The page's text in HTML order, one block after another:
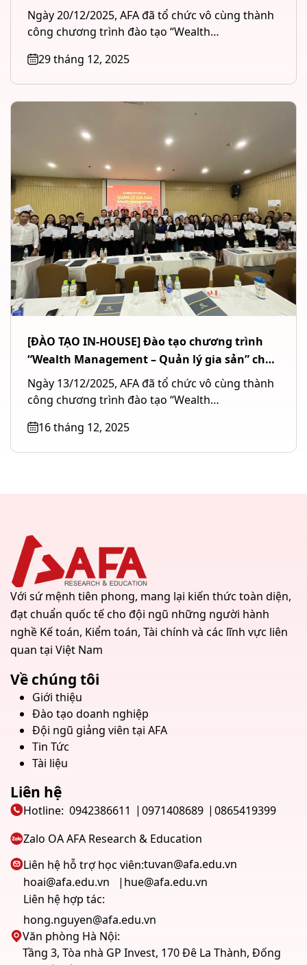
Quản lý tài sản đầu tư” cho Công ty CP Chứng
khoán MB (MBS) tại Hà Nội
Ngày 20/12/2025, AFA đã tổ chức vô cùng thành
công chương trình đào tạo “Wealth
29 tháng 12, 2025
[ĐÀO TẠO IN-HOUSE] Đào tạo chương trình
“Wealth Management – Quản lý gia sản” cho
Ngân hàng TMCP Quốc tế Việt Nam (VIB) tại
TP. Hồ Chí Minh
Ngày 13/12/2025, AFA đã tổ chức vô cùng thành
công chương trình đào tạo “Wealth
16 tháng 12, 2025
Với sứ mệnh tiên phong, mang lại kiến thức toàn diện,
đạt chuẩn quốc tế cho đội ngũ những người hành
nghề Kế toán, Kiểm toán, Tài chính và các lĩnh vực liên
quan tại Việt Nam
Về chúng tôi
Giới thiệu
Đào tạo doanh nghiệp
Đội ngũ giảng viên tại AFA
Tin Tức
Tài liệu
Liên hệ
Hotline: 0942386611 0971408689
0865419399
Zalo OA AFA Research & Education
Liên hệ hỗ trợ học viên:tuvan@afa.edu.vn
hoai@afa.edu.vn
hue@afa.edu.vn
Liên hệ hợp tác:
hong.nguyen@afa.edu.vn
Văn phòng Hà Nội:
Tầng 3, Tòa nhà GP Invest, 170 Đê La Thành, Đống